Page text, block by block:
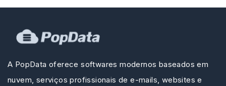
A PopData oferece softwares modernos baseados em
nuvem, serviços profissionais de e-mails, websites e